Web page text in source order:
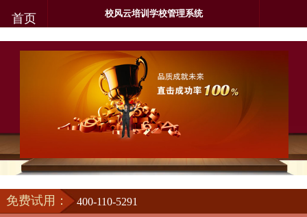
首页 校风云培训学校管理系统
免费试用： 400-110-5291